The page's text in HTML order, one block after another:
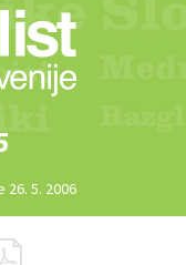
26. 5. 2006